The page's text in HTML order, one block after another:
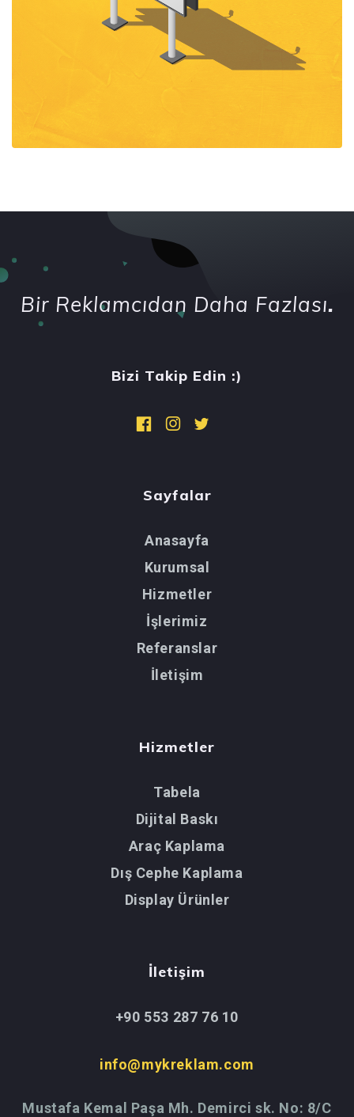
Bir Reklamcıdan Daha Fazlası.
Bizi Takip Edin :)
Sayfalar
Anasayfa
Kurumsal
Hizmetler
İşlerimiz
Referanslar
İletişim
Hizmetler
Tabela
Dijital Baskı
Araç Kaplama
Dış Cephe Kaplama
Display Ürünler
İletişim
+90 553 287 76 10
info@mykreklam.com
Mustafa Kemal Paşa Mh. Demirci sk. No: 8/C